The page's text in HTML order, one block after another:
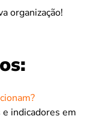
organização!
indicadores em